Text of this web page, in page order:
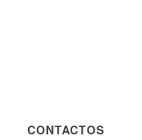
CONTACTOS